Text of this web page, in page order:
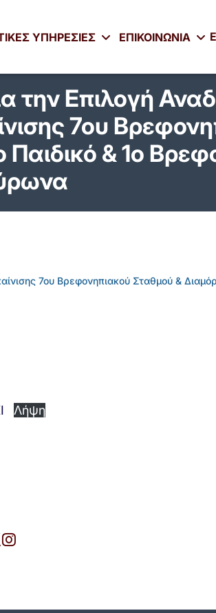
ΥΠΗΡΕΣΙΕΣ ΕΠΙΚΟΙΝΩΝΙΑ
την Επιλογή
7ου
& 1ο
7ου Βρεφονηπιακού Σταθμού &
Λήψη